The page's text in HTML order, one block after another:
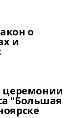
о
и
церемонии
"Большая